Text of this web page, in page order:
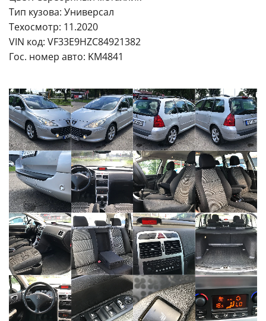
Тип кузова: Универсал
Техосмотр: 11.2020
VIN код: VF33E9HZC84921382
Гос. номер авто: KM4841